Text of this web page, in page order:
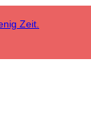
Zeit.